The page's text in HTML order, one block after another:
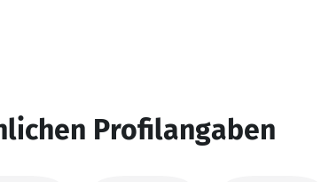
Profilangaben